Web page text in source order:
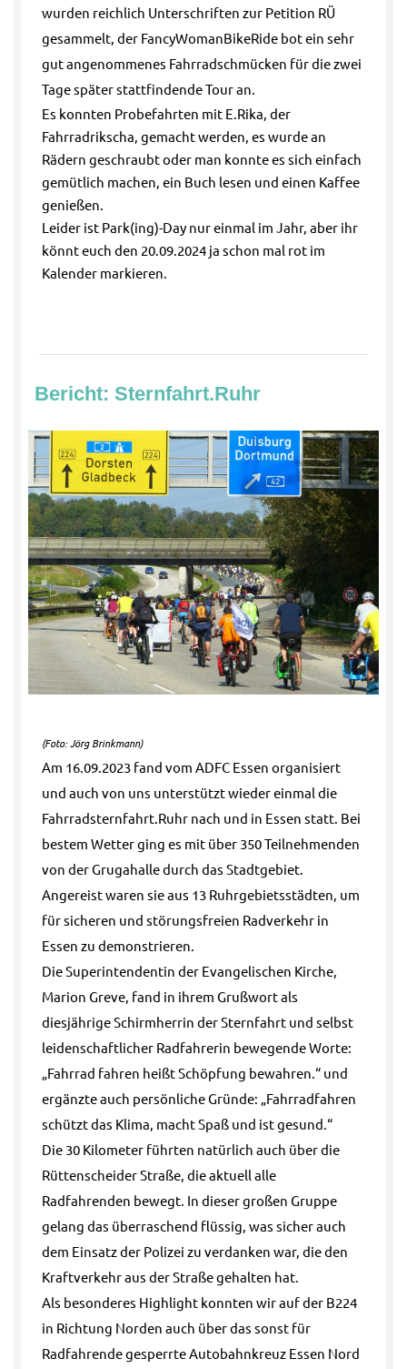
wurden reichlich Unterschriften zur Petition RÜ
gesammelt, der FancyWomanBikeRide bot ein sehr
gut angenommenes Fahrradschmücken für die zwei
Tage später stattfindende Tour an.
Es konnten Probefahrten mit E.Rika, der
Fahrradrikscha, gemacht werden, es wurde an
Rädern geschraubt oder man konnte es sich einfach
gemütlich machen, ein Buch lesen und einen Kaffee
genießen.
Leider ist Park(ing)-Day nur einmal im Jahr, aber ihr
könnt euch den 20.09.2024 ja schon mal rot im
Kalender markieren.
Bericht: Sternfahrt.Ruhr
(Foto: Jörg Brinkmann)
Am 16.09.2023 fand vom ADFC Essen organisiert
und auch von uns unterstützt wieder einmal die
Fahrradsternfahrt.Ruhr nach und in Essen statt. Bei
bestem Wetter ging es mit über 350 Teilnehmenden
von der Grugahalle durch das Stadtgebiet.
Angereist waren sie aus 13 Ruhrgebietsstädten, um
für sicheren und störungsfreien Radverkehr in
Essen zu demonstrieren.
Die Superintendentin der Evangelischen Kirche,
Marion Greve, fand in ihrem Grußwort als
diesjährige Schirmherrin der Sternfahrt und selbst
leidenschaftlicher Radfahrerin bewegende Worte:
„Fahrrad fahren heißt Schöpfung bewahren.“ und
ergänzte auch persönliche Gründe: „Fahrradfahren
schützt das Klima, macht Spaß und ist gesund.“
Die 30 Kilometer führten natürlich auch über die
Rüttenscheider Straße, die aktuell alle
Radfahrenden bewegt. In dieser großen Gruppe
gelang das überraschend flüssig, was sicher auch
dem Einsatz der Polizei zu verdanken war, die den
Kraftverkehr aus der Straße gehalten hat.
Als besonderes Highlight konnten wir auf der B224
in Richtung Norden auch über das sonst für
Radfahrende gesperrte Autobahnkreuz Essen Nord